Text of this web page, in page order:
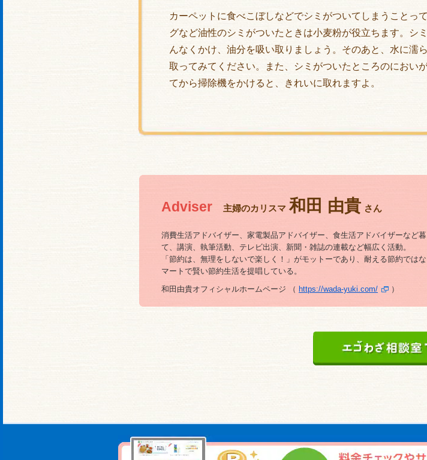
カーペットに食べこぼしなどでシミがついてしまうことっ
グなど油性のシミがついたときは小麦粉が役立ちます。シ
んなくかけ、油分を吸い取りましょう。そのあと、水に濡
取ってみてください。また、シミがついたところのにおい
てから掃除機をかけると、きれいに取れますよ。
Adviser 主婦のカリスマ 和田 由貴 さん
消費生活アドバイザー、家電製品アドバイザー、食生活アドバイザーなど
て、講演、執筆活動、テレビ出演、新聞・雑誌の連載など幅広く活動。
「節約は、無理をしないで楽しく！」がモットーであり、耐える節約では
マートで賢い節約生活を提唱している。
和田由貴オフィシャルホームページ （ https://wada-yuki.com/ ）